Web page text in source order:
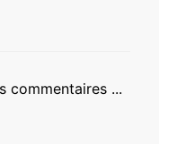
commentaires ...